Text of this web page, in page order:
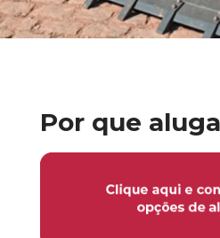
Por que